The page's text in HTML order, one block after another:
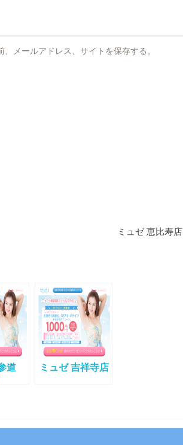
メールアドレス、サイトを保存する。
ミュゼ 恵比寿店
道
ミュゼ 吉祥寺店